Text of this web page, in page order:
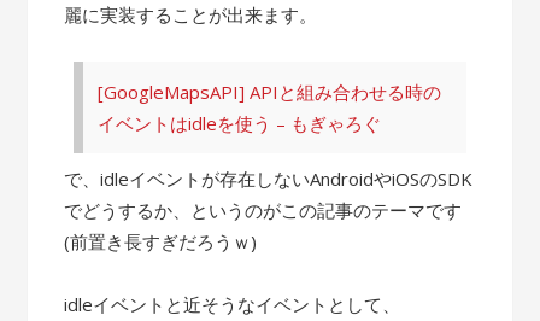
麗に実装することが出来ます。
[GoogleMapsAPI] APIと組み合わせる時の
イベントはidleを使う – もぎゃろぐ
で、idleイベントが存在しないAndroidやiOSのSDK
でどうするか、というのがこの記事のテーマです
(前置き長すぎだろうｗ)
idleイベントと近そうなイベントとして、